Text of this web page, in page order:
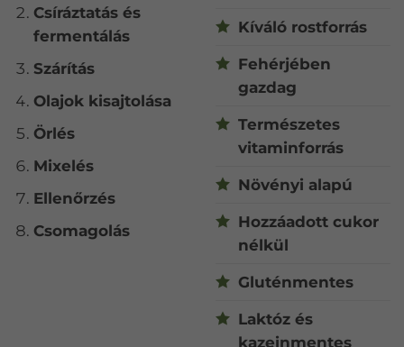
Csíráztatás és
fermentálás
Szárítás
Olajok kisajtolása
Örlés
Mixelés
Ellenőrzés
Csomagolás
Kíváló rostforrás
Fehérjében
gazdag
Természetes
vitaminforrás
Növényi alapú
Hozzáadott cukor
nélkül
Gluténmentes
Laktóz és
kazeinmentes